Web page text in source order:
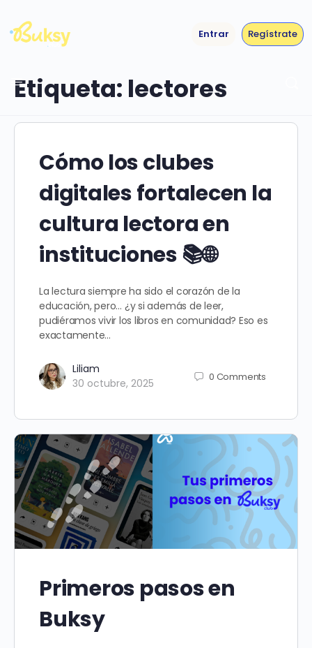
Entrar Regístrate
Etiqueta: lectores
Cómo los clubes
digitales fortalecen la
cultura lectora en
instituciones 📚🌐
La lectura siempre ha sido el corazón de la
educación, pero… ¿y si además de leer,
pudiéramos vivir los libros en comunidad? Eso es
exactamente…
Liliam
30 octubre, 2025
0 Comments
Primeros pasos en
Buksy